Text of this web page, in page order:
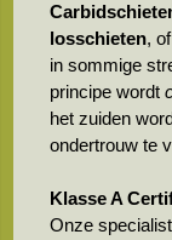
losschieten, of
in sommige
principe wordt
het zuiden
ondertrouw te
Klasse A
Onze